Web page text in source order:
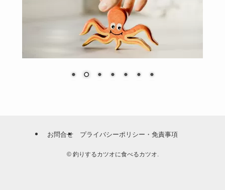
お問合せ プライバシーポリシー・免責事項
©釣りするカツオに食べるカツオ.